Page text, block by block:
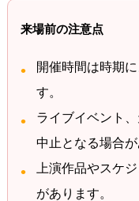
来場前の注意点
開催時間は時期
す。
ライブイベント
中止となる場合が
上演作品やスケ
があります。